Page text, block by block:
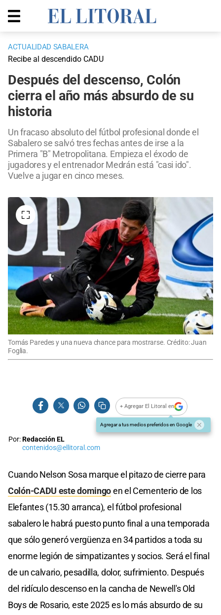
ACTUALIDAD SABALERA
Recibe al descendido CADU
Después del descenso, Colón
cierra el año más absurdo de su
historia
Un fracaso absoluto del fútbol profesional donde el
Sabalero se salvó tres fechas antes de irse a la
Primera "B" Metropolitana. Empieza el éxodo de
jugadores y el entrenador Medrán está "casi ido".
Vuelve a jugar en cinco meses.
Tomás Paredes y una nueva chance para mostrarse. Crédito: Juan
Foglia.
+ Agregar El Litoral en
Agregar a tus medios preferidos en Google
Por:Redacción EL
contenidos@ellitoral.com
Cuando Nelson Sosa marque el pitazo de cierre para
Colón-CADU este domingoen el Cementerio de los
Elefantes (15.30 arranca), el fútbol profesional
sabalero le habrá puesto punto final a una temporada
que sólo generó vergüenza en 34 partidos a toda su
enorme legión de simpatizantes y socios. Será el final
de un calvario, pesadilla, dolor, sufrimiento. Después
del ridículo descenso en la cancha de Newell's Old
Boys de Rosario, este 2025 es lo más absurdo de su